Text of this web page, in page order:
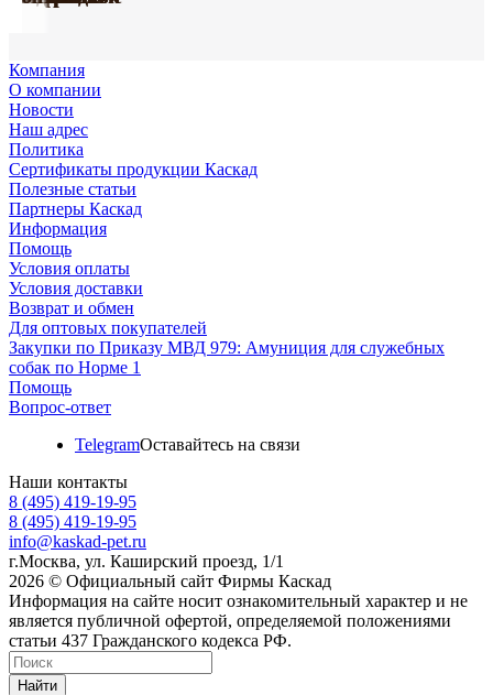
Компания
О компании
Новости
Наш адрес
Политика
Сертификаты продукции Каскад
Полезные статьи
Партнеры Каскад
Информация
Помощь
Условия оплаты
Условия доставки
Возврат и обмен
Для оптовых покупателей
Закупки по Приказу МВД 979: Амуниция для служебных
собак по Норме 1
Помощь
Вопрос-ответ
TelegramОставайтесь на связи
Наши контакты
8 (495) 419-19-95
8 (495) 419-19-95
info@kaskad-pet.ru
г.Москва, ул. Каширский проезд, 1/1
2026 © Официальный сайт Фирмы Каскад
Информация на сайте носит ознакомительный характер и не
является публичной офертой, определяемой положениями
статьи 437 Гражданского кодекса РФ.
Найти